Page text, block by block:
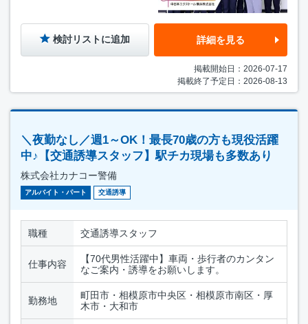
検討リストに追加 詳細を見る
掲載開始日：2026-07-17
掲載終了予定日：2026-08-13
＼夜勤なし／週1～OK！最長70歳の方も現役活躍
中♪【交通誘導スタッフ】駅チカ現場も多数あり
株式会社カナコー警備
アルバイト・パート 交通誘導
職種 交通誘導スタッフ
仕事内容
【70代男性活躍中】車両・歩行者のカンタン
なご案内・誘導をお願いします。
勤務地
町田市・相模原市中央区・相模原市南区・厚
木市・大和市